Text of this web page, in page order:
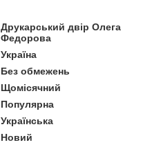
Друкарський двір Олега
Федорова
Україна
Без обмежень
Щомісячний
Популярна
Українська
Новий